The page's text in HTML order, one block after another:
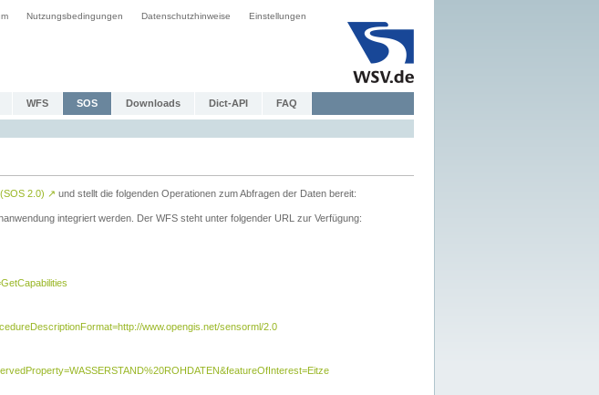
Nutzungsbedingungen Datenschutzhinweise Einstellungen
WFS SOS Downloads Dict-API FAQ
2.0) ↗ und stellt die folgenden Operationen zum Abfragen der Daten bereit:
integriert werden. Der WFS steht unter folgender URL zur Verfügung:
www.opengis.net/sensorml/2.0